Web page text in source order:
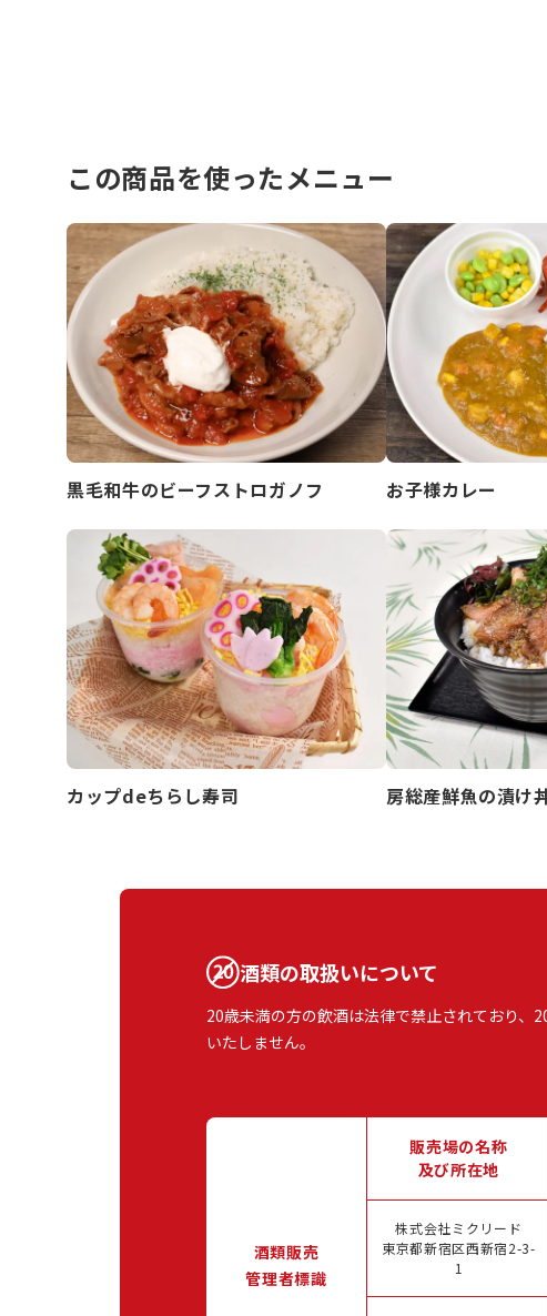
この商品を使ったメニュー
黒毛和牛のビーフストロガノフ お子様カレー
カップdeちらし寿司 房総産鮮魚の漬け
酒類の取扱いについて
20歳未満の方の飲酒は法律で禁止されており、
いたしません。
酒類販売
管理者標識
販売場の名称
及び所在地
株式会社ミクリード
東京都新宿区西新宿2-3-
1